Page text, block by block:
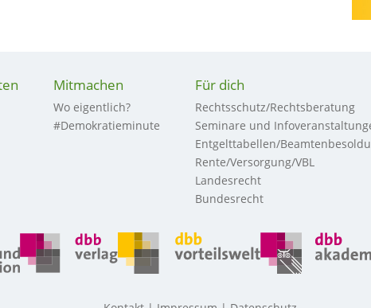
Mitmachen
Wo eigentlich?
#Demokratieminute
Für dich
Rechtsschutz/Rechtsberatung
Seminare und
Entgelttabellen/
Rente/Versorgung/VBL
Landesrecht
Bundesrecht